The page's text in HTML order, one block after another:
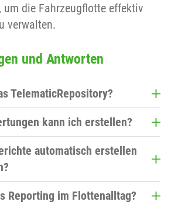
um die Fahrzeugflotte effektiv
verwalten.
und Antworten
TelematicRepository?
Modul und erstellt
auf Basis der exakt
und Fahrerdaten.
kann ich erstellen?
Zeitauswertungen,
Bewegungsberichte und
ist möglich.
automatisch erstellen
täglich, wöchentlich oder
erzeugt und
Reporting im Flottenalltag?